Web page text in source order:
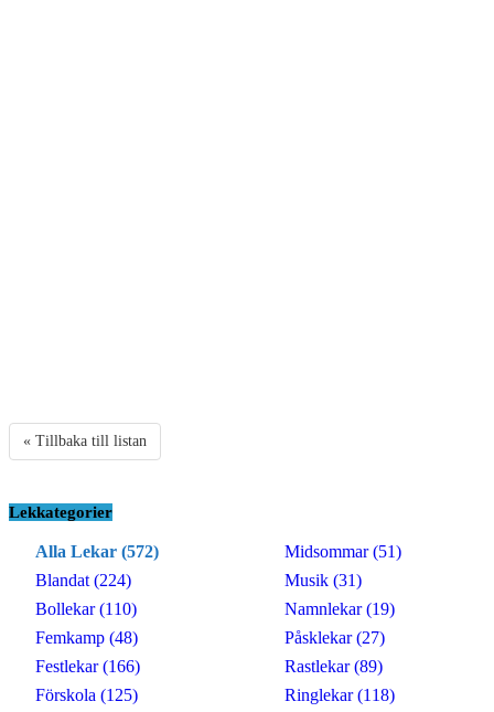
« Tillbaka till listan
Lekkategorier
Alla Lekar (572)
Blandat (224)
Bollekar (110)
Femkamp (48)
Festlekar (166)
Förskola (125)
Midsommar (51)
Musik (31)
Namnlekar (19)
Påsklekar (27)
Rastlekar (89)
Ringlekar (118)